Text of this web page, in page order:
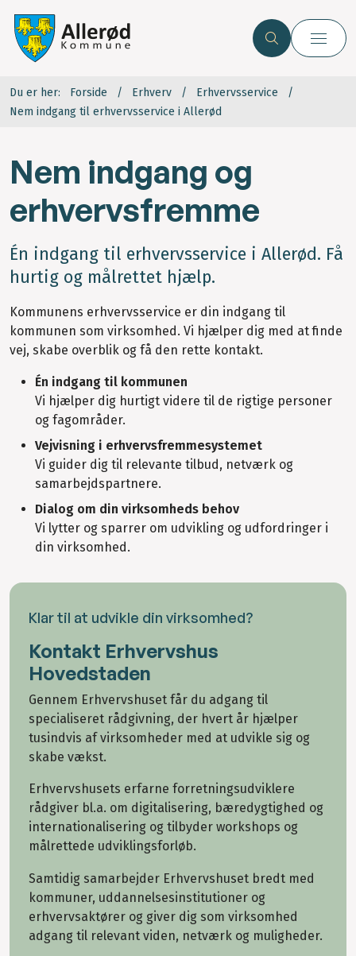
Du er her: Forside Erhverv
Erhvervsservice
Nem indgang til erhvervsservice i Allerød
Nem indgang og
erhvervsfremme
Én indgang til erhvervsservice i Allerød. Få
hurtig og målrettet hjælp.
Kommunens erhvervsservice er din indgang til
kommunen som virksomhed. Vi hjælper dig med at finde
vej, skabe overblik og få den rette kontakt.
Én indgang til kommunen
Vi hjælper dig hurtigt videre til de rigtige personer
og fagområder.
Vejvisning i erhvervsfremmesystemet
Vi guider dig til relevante tilbud, netværk og
samarbejdspartnere.
Dialog om din virksomheds behov
Vi lytter og sparrer om udvikling og udfordringer i
din virksomhed.
Klar til at udvikle din virksomhed?
Kontakt Erhvervshus
Hovedstaden
Gennem Erhvervshuset får du adgang til
specialiseret rådgivning, der hvert år hjælper
tusindvis af virksomheder med at udvikle sig og
skabe vækst.
Erhvervshusets erfarne forretningsudviklere
rådgiver bl.a. om digitalisering, bæredygtighed og
internationalisering og tilbyder workshops og
målrettede udviklingsforløb.
Samtidig samarbejder Erhvervshuset bredt med
kommuner, uddannelsesinstitutioner og
erhvervsaktører og giver dig som virksomhed
adgang til relevant viden, netværk og muligheder.